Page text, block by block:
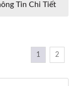
Tin Chi Tiết
1 2